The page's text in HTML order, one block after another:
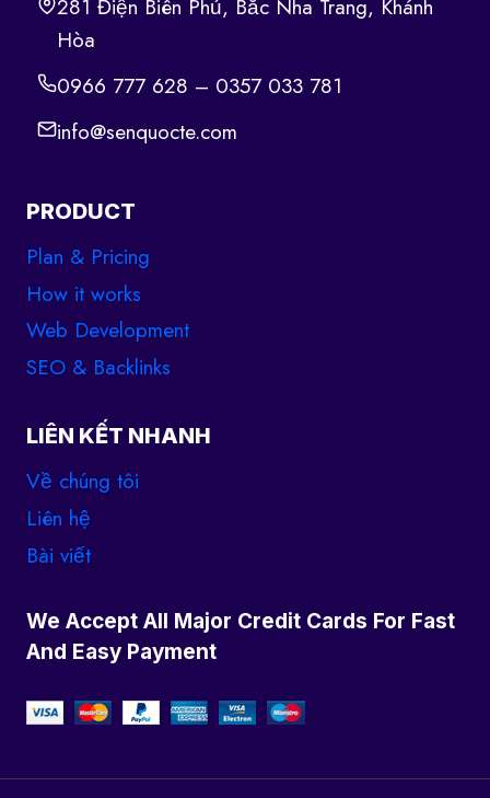
281 Điện Biên Phủ, Bắc Nha Trang, Khánh
Hòa
0966 777 628 – 0357 033 781
info@senquocte.com
PRODUCT
Plan & Pricing
How it works
Web Development
SEO & Backlinks
LIÊN KẾT NHANH
Về chúng tôi
Liên hệ
Bài viết
We Accept All Major Credit Cards For Fast
And Easy Payment